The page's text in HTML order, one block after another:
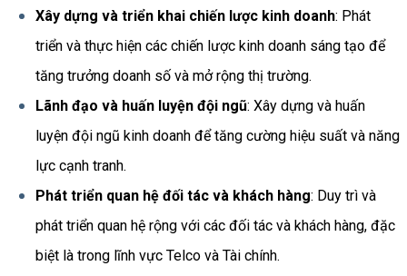
Xây dựng và triển khai chiến lược kinh doanh: Phát
triển và thực hiện các chiến lược kinh doanh sáng tạo để
tăng trưởng doanh số và mở rộng thị trường.
Lãnh đạo và huấn luyện đội ngũ: Xây dựng và huấn
luyện đội ngũ kinh doanh để tăng cường hiệu suất và năng
lực cạnh tranh.
Phát triển quan hệ đối tác và khách hàng: Duy trì và
phát triển quan hệ rộng với các đối tác và khách hàng, đặc
biệt là trong lĩnh vực Telco và Tài chính.